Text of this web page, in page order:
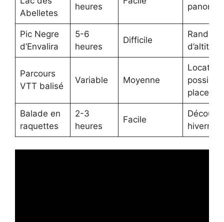
Abelletes
heures
Pic Negre
d’Envalira
5-6
heures
Difficile
d’altitude
Parcours
VTT balisé
Variable Moyenne
Location
possible
place
Balade en
raquettes
2-3
heures
Facile
hivernale